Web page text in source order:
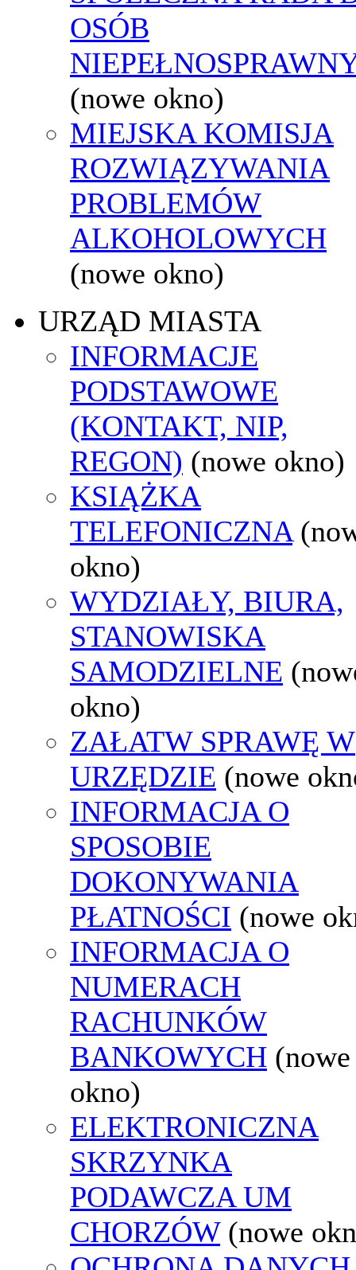
OSÓB
(nowe okno)
MIEJSKA KOMISJA
ROZWIĄZYWANIA
PROBLEMÓW
ALKOHOLOWYCH
(nowe okno)
URZĄD MIASTA
INFORMACJE
PODSTAWOWE
(KONTAKT, NIP,
REGON) (nowe okno)
KSIĄŻKA
TELEFONICZNA
okno)
WYDZIAŁY, BIURA,
STANOWISKA
SAMODZIELNE
okno)
ZAŁATW SPRAWĘ W
URZĘDZIE (nowe
INFORMACJA O
SPOSOBIE
DOKONYWANIA
PŁATNOŚCI (nowe
INFORMACJA O
NUMERACH
RACHUNKÓW
BANKOWYCH (nowe
okno)
ELEKTRONICZNA
SKRZYNKA
PODAWCZA UM
CHORZÓW (nowe